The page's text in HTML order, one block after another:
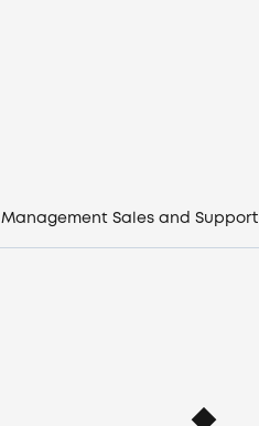
Увійти
Management Sales and Support